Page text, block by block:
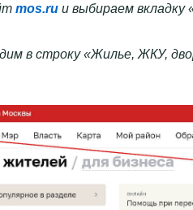
mos.ru и выбираем вкладку
в строку «Жилье, ЖКУ,